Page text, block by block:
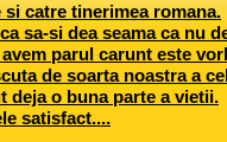
catre tinerimea romana.
sa-si dea seama ca nu
parul carunt este
de soarta noastra a
deja o buna parte a vietii.
satisfact....